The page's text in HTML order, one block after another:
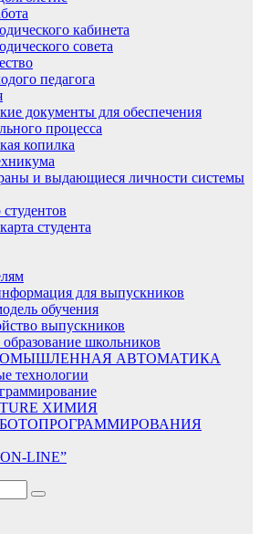
кабинета
совета
педагога
документы для обеспечения
процесса
копилка
и выдающиеся личности системы
студента
для выпускников
обучения
выпускников
школьников
АВТОМАТИКА
технологии
ХИМИЯ
LINE”